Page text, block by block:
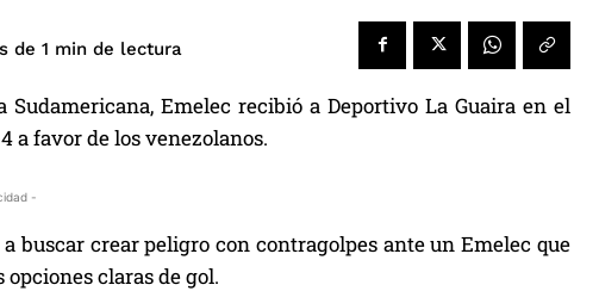
de 1 min de lectura
Emelec recibió a Deportivo La Guaira en el
a favor de los venezolanos.
-
buscar crear peligro con contragolpes ante un Emelec que
claras de gol.